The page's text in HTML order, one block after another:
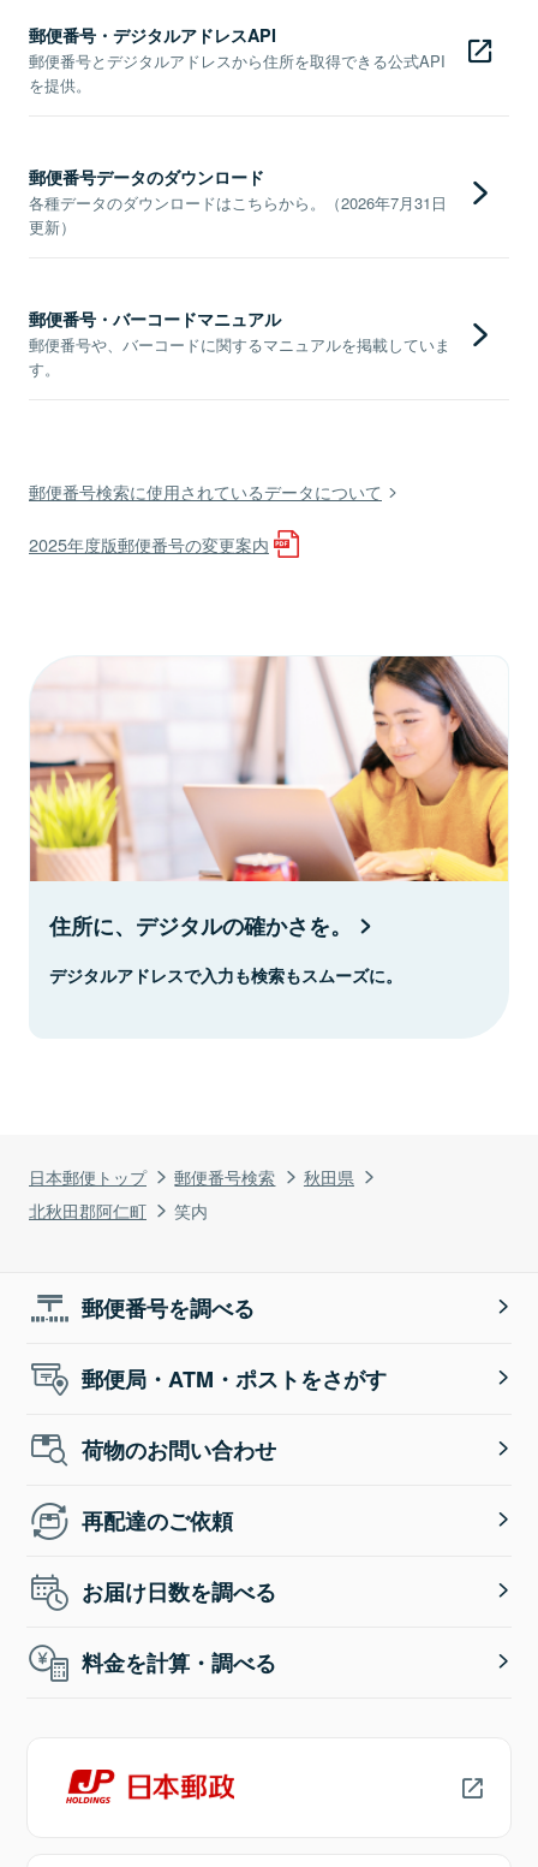
日本郵便トップ 郵便番号検索
秋田県
北秋田郡阿仁町
笑内
郵便番号・デジタルアドレスAPI
郵便番号とデジタルアドレスから住所を取得できる公式API
を提供。
郵便番号データのダウンロード
各種データのダウンロードはこちらから。（2026年7月31日
更新）
郵便番号・バーコードマニュアル
郵便番号や、バーコードに関するマニュアルを掲載していま
す。
郵便番号検索に使用されているデータについて
2025年度版郵便番号の変更案内
住所に、デジタルの確かさを。
デジタルアドレスで入力も検索もスムーズに。
郵便番号を調べる
郵便局・ATM・ポストをさがす
荷物のお問い合わせ
再配達のご依頼
お届け日数を調べる
料金を計算・調べる